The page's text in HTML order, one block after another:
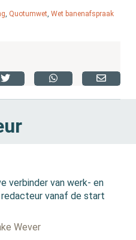
, Quotumwet,Wet banenafspraak
verbinder van werk- en
vanaf de start
Wever